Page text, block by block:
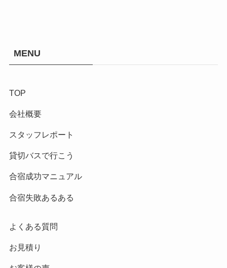
MENU
TOP
会社概要
スタッフレポート
貸切バスで行こう
合宿成功マニュアル
合宿失敗あるある
よくある質問
お見積り